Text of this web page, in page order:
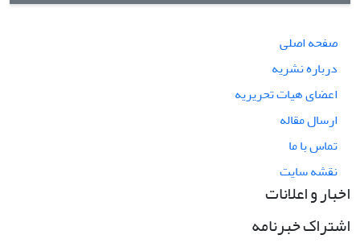
صفحه اصلی
درباره نشریه
اعضای هیات تحریریه
ارسال مقاله
تماس با ما
نقشه سایت
اخبار و اعلانات
اشتراک خبرنامه